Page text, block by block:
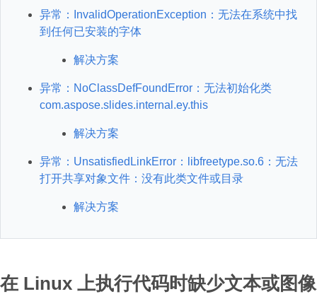
异常：InvalidOperationException：无法在系统中找
到任何已安装的字体
解决方案
异常：NoClassDefFoundError：无法初始化类
com.aspose.slides.internal.ey.this
解决方案
异常：UnsatisfiedLinkError：libfreetype.so.6：无法
打开共享对象文件：没有此类文件或目录
解决方案
在 Linux 上执行代码时缺少文本或图像